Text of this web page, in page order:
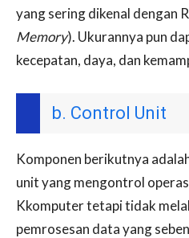
yang sering dikenal dengan
Memory). Ukurannya pun
kecepatan, daya, dan
b. Control Unit
Komponen berikutnya
unit yang mengontrol
Kkomputer tetapi tidak
pemrosesan data yang